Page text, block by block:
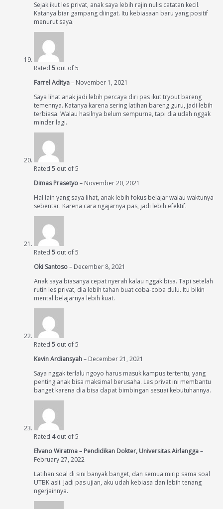
Sejak ikut les privat, anak saya lebih rajin nulis catatan kecil.
Katanya biar gampang diingat. Itu kebiasaan baru yang positif
menurut saya.
Rated 5 out of 5
Farrel Aditya– November 1, 2021
Saya lihat anak jadi lebih percaya diri pas ikut tryout bareng
temennya. Katanya karena sering latihan bareng guru, jadi lebih
terbiasa. Walau hasilnya belum sempurna, tapi dia udah nggak
minder lagi.
Rated 5 out of 5
Dimas Prasetyo– November 20, 2021
Hal lain yang saya lihat, anak lebih fokus belajar walau waktunya
sebentar. Karena cara ngajarnya pas, jadi lebih efektif.
Rated 5 out of 5
Oki Santoso– December 8, 2021
Anak saya biasanya cepat nyerah kalau nggak bisa. Tapi setelah
rutin les privat, dia lebih tahan buat coba-coba dulu. Itu bikin
mental belajarnya lebih kuat.
Rated 5 out of 5
Kevin Ardiansyah– December 21, 2021
Saya nggak terlalu ngoyo harus masuk kampus tertentu, yang
penting anak bisa maksimal berusaha. Les privat ini membantu
banget karena dia bisa dapat bimbingan sesuai kebutuhannya.
Rated 4out of 5
Elvano Wiratma – Pendidikan Dokter, Universitas Airlangga–
February 27, 2022
Latihan soal di sini banyak banget, dan semua mirip sama soal
UTBK asli. Jadi pas ujian, aku udah kebiasa dan lebih tenang
ngerjainnya.